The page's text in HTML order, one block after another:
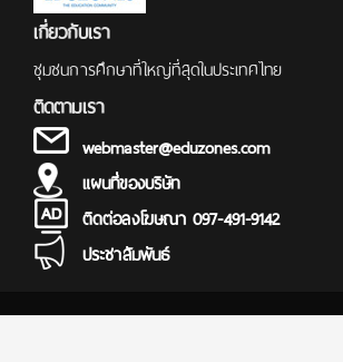
เกี่ยวกับเรา
ชุมชนการศึกษาที่ใหญ่ที่สุดในประเทศไทย
ติดตามเรา
webmaster@eduzones.com
แผนที่ของบริษัท
ติดต่อลงโฆษณา 097-491-9142
ประชาสัมพันธ์